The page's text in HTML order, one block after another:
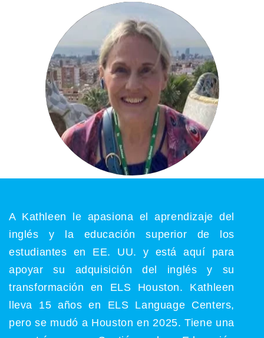
A Kathleen le apasiona el aprendizaje del
inglés y la educación superior de los
estudiantes en EE. UU. y está aquí para
apoyar su adquisición del inglés y su
transformación en ELS Houston. Kathleen
lleva 15 años en ELS Language Centers,
pero se mudó a Houston en 2025. Tiene una